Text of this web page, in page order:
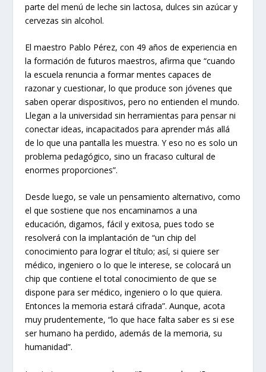
parte del menú de leche sin lactosa, dulces sin azúcar y
cervezas sin alcohol.
El maestro Pablo Pérez, con 49 años de experiencia en
la formación de futuros maestros, afirma que “cuando
la escuela renuncia a formar mentes capaces de
razonar y cuestionar, lo que produce son jóvenes que
saben operar dispositivos, pero no entienden el mundo.
Llegan a la universidad sin herramientas para pensar ni
conectar ideas, incapacitados para aprender más allá
de lo que una pantalla les muestra. Y eso no es solo un
problema pedagógico, sino un fracaso cultural de
enormes proporciones”.
Desde luego, se vale un pensamiento alternativo, como
el que sostiene que nos encaminamos a una
educación, digamos, fácil y exitosa, pues todo se
resolverá con la implantación de “un chip del
conocimiento para lograr el título; así, si quiere ser
médico, ingeniero o lo que le interese, se colocará un
chip que contiene el total conocimiento de que se
dispone para ser médico, ingeniero o lo que quiera.
Entonces la memoria estará cifrada”. Aunque, acota
muy prudentemente, “lo que hace falta saber es si ese
ser humano ha perdido, además de la memoria, su
humanidad”.